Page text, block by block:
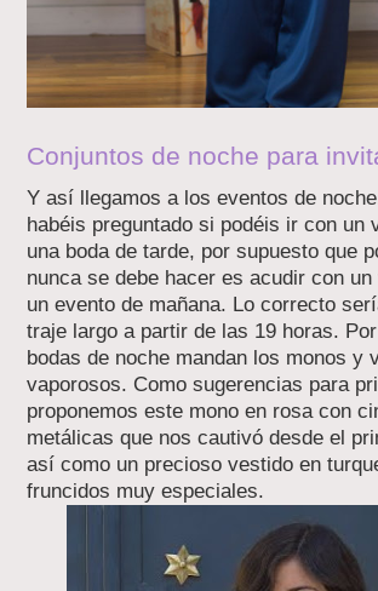
Conjuntos de noche para
Y así llegamos a los eventos de
habéis preguntado si podéis ir con un
una boda de tarde, por supuesto que
nunca se debe hacer es acudir con
un evento de mañana. Lo correcto
traje largo a partir de las 19 horas.
bodas de noche mandan los monos y
vaporosos. Como sugerencias para
proponemos este mono en rosa con
metálicas que nos cautivó desde el
así como un precioso vestido en
fruncidos muy especiales.